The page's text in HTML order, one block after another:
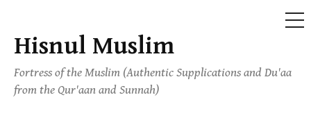
Skip
content
Hisnul Muslim
Fortress of the Muslim (Authentic Supplications and Du'aa
from the Qur'aan and Sunnah)